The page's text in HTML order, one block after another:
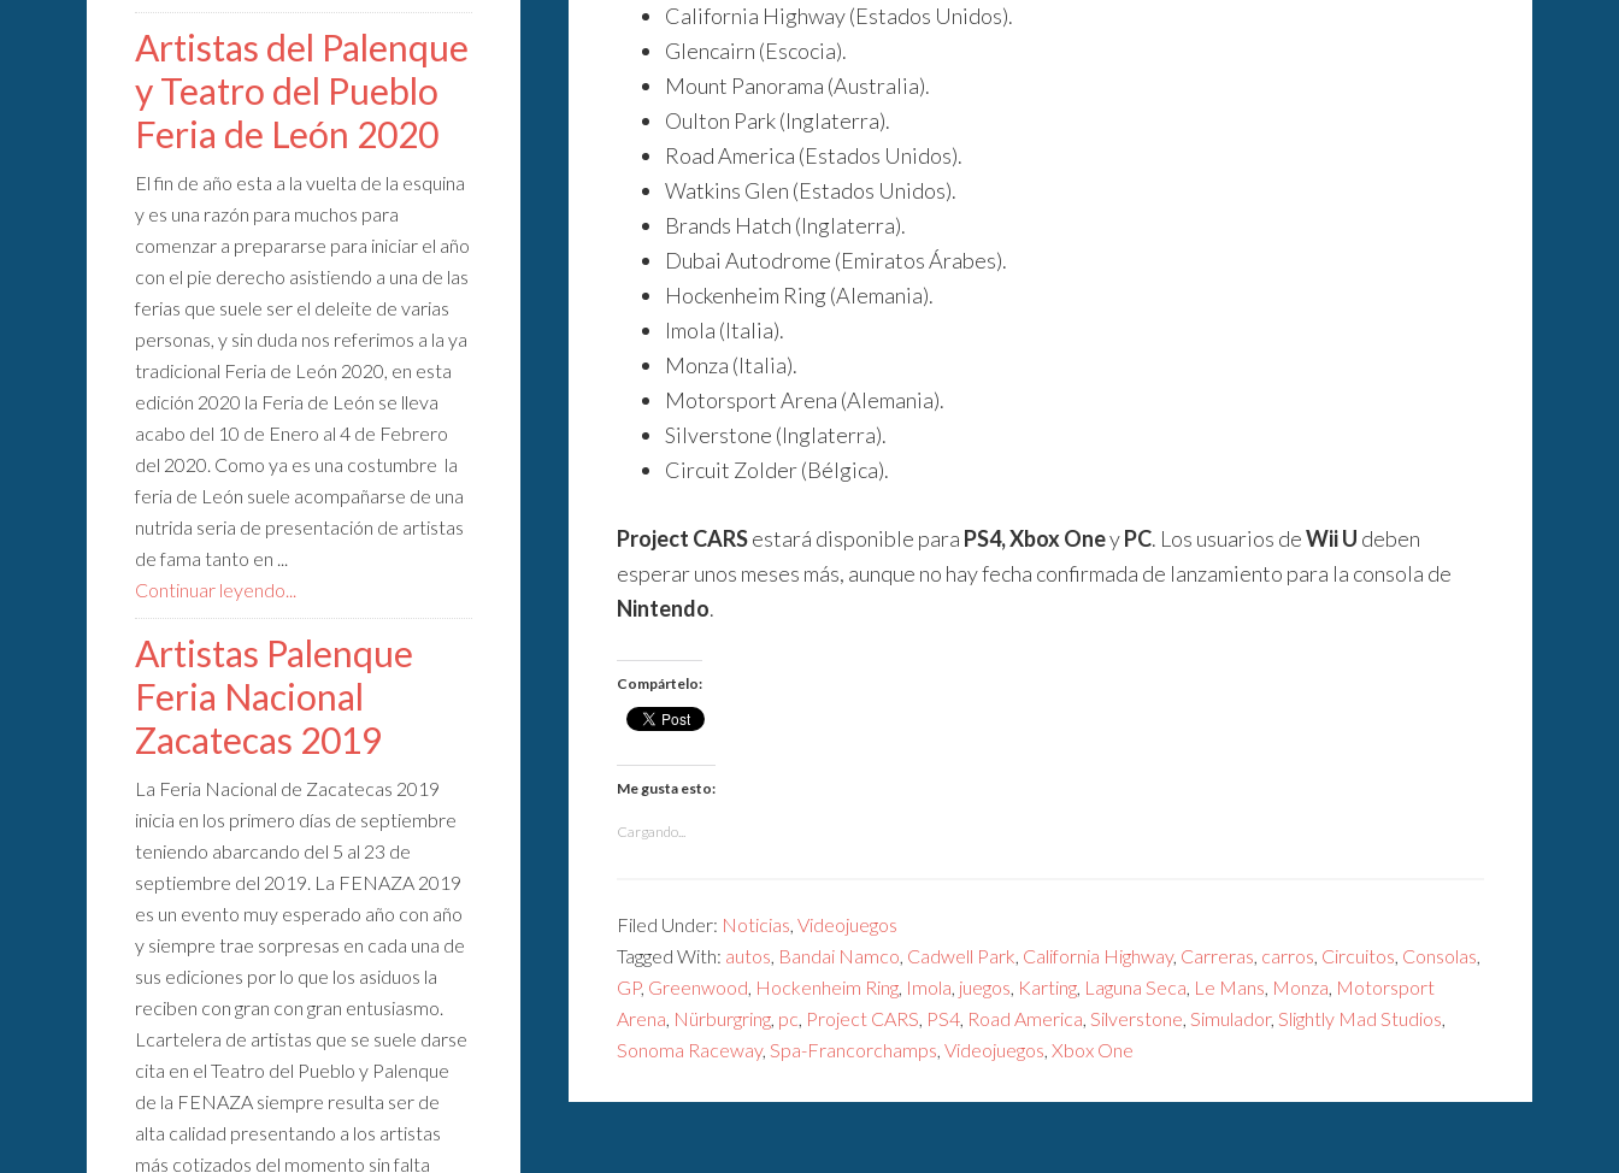
California Highway (Estados Unidos).
Glencairn (Escocia).
Mount Panorama (Australia).
Oulton Park (Inglaterra).
Road America (Estados Unidos).
Watkins Glen (Estados Unidos).
Brands Hatch (Inglaterra).
Dubai Autodrome (Emiratos Árabes).
Hockenheim Ring (Alemania).
Imola (Italia).
Monza (Italia).
Motorsport Arena (Alemania).
Silverstone (Inglaterra).
Circuit Zolder (Bélgica).
Project CARSestará disponible para PS4, Xbox OneyPC. Los usuarios deWii U deben
esperar unos meses más, aunque no hay fecha confirmada de lanzamiento para la consola de
Nintendo.
Compártelo:
Me gusta esto:
Cargando...
Filed Under: Noticias Videojuegos
Tagged With: autos Bandai Namco Cadwell Park California Highway, Carreras carros Circuitos Consolas
GP, Greenwood Hockenheim Ring Imola juegos Karting Laguna Seca Le Mans Monza Motorsport
Arena Nürburgring pc Project CARS PS4 Road America Silverstone Simulador, Slightly Mad Studios
Sonoma Raceway, Spa-Francorchamps Videojuegos Xbox One
Artistas del Palenque
y Teatro del Pueblo
Feria de León 2020
El fin de año esta a la vuelta de la esquina
y es una razón para muchos para
comenzar a prepararse para iniciar el año
con el pie derecho asistiendo a una de las
ferias que suele ser el deleite de varias
personas, y sin duda nos referimos a la ya
tradicional Feria de León 2020, en esta
edición 2020 la Feria de León se lleva
acabo del 10 de Enero al 4 de Febrero
del 2020. Como ya es una costumbre la
feria de León suele acompañarse de una
nutrida seria de presentación de artistas
de fama tanto en ...
Continuar leyendo...
Artistas Palenque
Feria Nacional
Zacatecas 2019
La Feria Nacional de Zacatecas 2019
inicia en los primero días de septiembre
teniendo abarcando del 5 al 23 de
septiembre del 2019. La FENAZA 2019
es un evento muy esperado año con año
y siempre trae sorpresas en cada una de
sus ediciones por lo que los asiduos la
reciben con gran con gran entusiasmo.
Lcartelera de artistas que se suele darse
cita en el Teatro del Pueblo y Palenque
de la FENAZA siempre resulta ser de
alta calidad presentando a los artistas
más cotizados del momento sin falta